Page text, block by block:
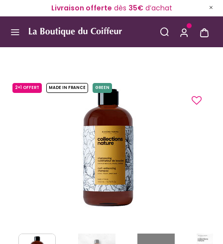
Livraison offerte dès 35€d’achat
2+1 OFFERT MADE IN FRANCE GREEN